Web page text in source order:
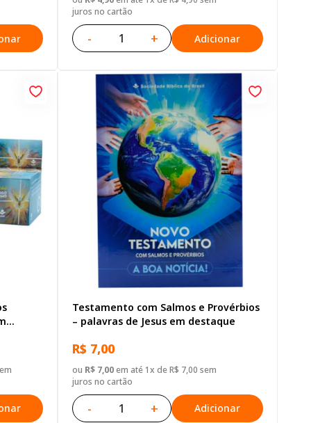
juros no cartão
- + Adicionar
Testamento com Salmos e Provérbios
– palavras de Jesus em destaque
R$ 7,00
ou R$ 7,00em até 1x de R$ 7,00 sem
juros no cartão
- + Adicionar